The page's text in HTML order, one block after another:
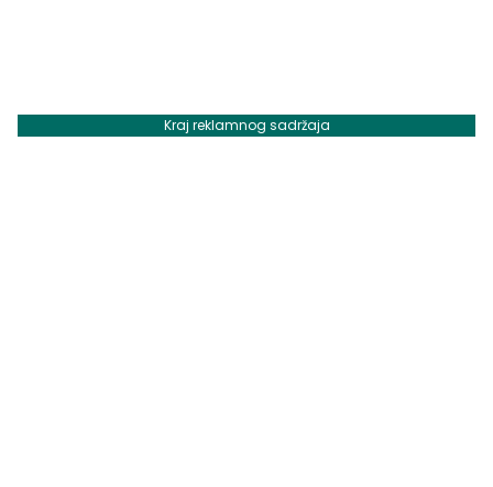
Kraj reklamnog sadržaja